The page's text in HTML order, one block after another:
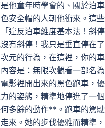
他童年時學會的、關於泊
安全帽的人朝他衝來。這
違反泊車維度基本法！斜
有斜停！我只是垂直停在
元的行為，在這裡，你
容是：無限次觀看一部名
影裡開出來的黑色跑車，
的姿態，精準地停進了一
多餘的動作**。跑車的駕
來。她的步伐優雅而精準